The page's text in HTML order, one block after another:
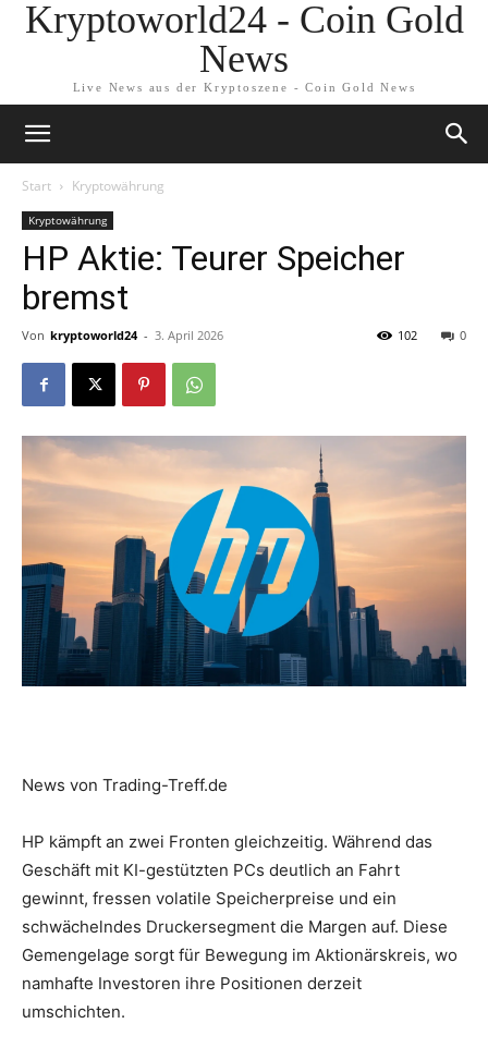
Kryptoworld24 - Coin Gold
News
Live News aus der Kryptoszene - Coin Gold News
Start Kryptowährung
Kryptowährung
HP Aktie: Teurer Speicher
bremst
Von kryptoworld24 - 3. April 2026 0
102
News von Trading-Treff.de
HP kämpft an zwei Fronten gleichzeitig. Während das
Geschäft mit KI-gestützten PCs deutlich an Fahrt
gewinnt, fressen volatile Speicherpreise und ein
schwächelndes Druckersegment die Margen auf. Diese
Gemengelage sorgt für Bewegung im Aktionärskreis, wo
namhafte Investoren ihre Positionen derzeit
umschichten.